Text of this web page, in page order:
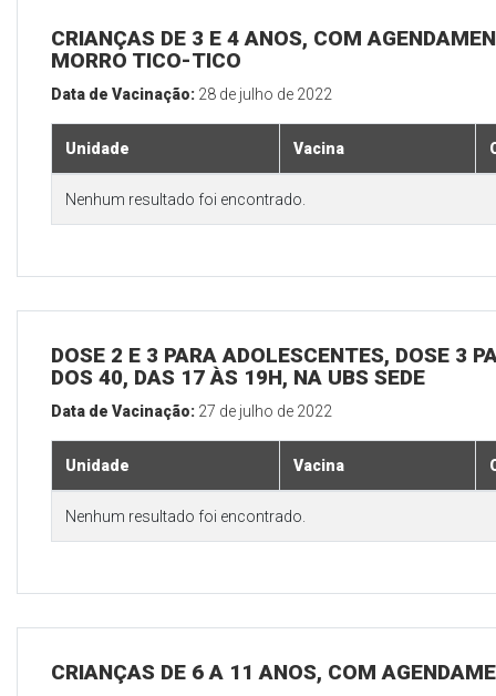
CRIANÇAS DE 3 E 4 ANOS, COM
MORRO TICO-TICO
Data de Vacinação: 28 de julho de 2022
Unidade Vacina
Nenhum resultado foi encontrado.
DOSE 2 E 3 PARA ADOLESCENTES, DOSE 3
DOS 40, DAS 17 ÀS 19H, NA UBS SEDE
Data de Vacinação: 27 de julho de 2022
Unidade Vacina
Nenhum resultado foi encontrado.
CRIANÇAS DE 6 A 11 ANOS, COM